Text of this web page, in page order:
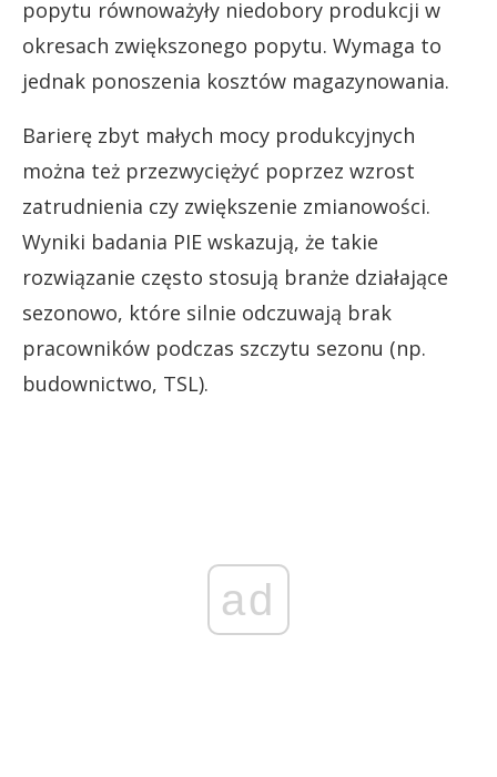
popytu równoważyły niedobory produkcji w
okresach zwiększonego popytu. Wymaga to
jednak ponoszenia kosztów magazynowania.
Barierę zbyt małych mocy produkcyjnych
można też przezwyciężyć poprzez wzrost
zatrudnienia czy zwiększenie zmianowości.
Wyniki badania PIE wskazują, że takie
rozwiązanie często stosują branże działające
sezonowo, które silnie odczuwają brak
pracowników podczas szczytu sezonu (np.
budownictwo, TSL).
ad